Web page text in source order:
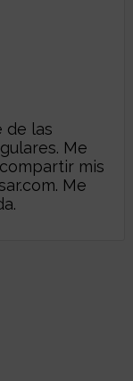
de las
Me
mis
. Me